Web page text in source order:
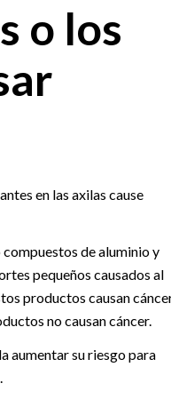
o los
en las axilas cause
de aluminio y
pequeños causados al
productos causan
no causan cáncer.
aumentar su riesgo para